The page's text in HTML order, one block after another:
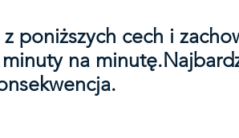
poniższych cech i
na minutę.